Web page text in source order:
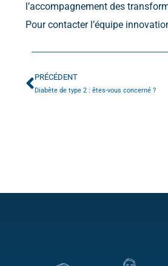
l’accompagnement des
Pour contacter l’équipe
PRÉCÉDENT
Diabète de type 2 : êtes-vous concerné ?